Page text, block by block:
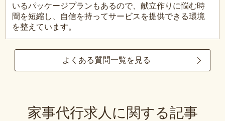
いるパッケージプランもあるので、献立作りに悩む時
間を短縮し、自信を持ってサービスを提供できる環境
を整えています。
よくある質問一覧を見る
家事代行求人に関する記事